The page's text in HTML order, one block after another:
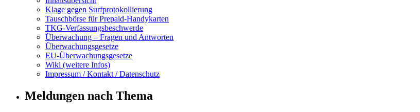
Klage gegen Surfprotokollierung
Tauschbörse für Prepaid-Handykarten
TKG-Verfassungsbeschwerde
Überwachung – Fragen und Antworten
Überwachungsgesetze
EU-Überwachungsgesetze
Wiki (weitere Infos)
Impressum / Kontakt / Datenschutz
Meldungen nach Thema